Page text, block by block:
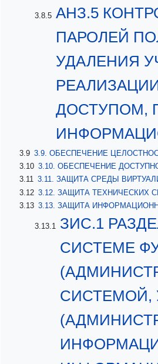
3.8.5 АНЗ.5
ПАРОЛЕЙ
УДАЛЕНИЯ
ДОСТУПОМ,
3.9 3.9. ОБЕСПЕЧЕНИЕ
3.10 3.10. ОБЕСПЕЧЕНИЕ
3.11 3.11. ЗАЩИТА СРЕДЫ
3.12 3.12. ЗАЩИТА ТЕХНИЧЕСКИХ
3.13 3.13. ЗАЩИТА
3.13.1
ЗИС.1
СИСТЕМЕ
СИСТЕМОЙ,